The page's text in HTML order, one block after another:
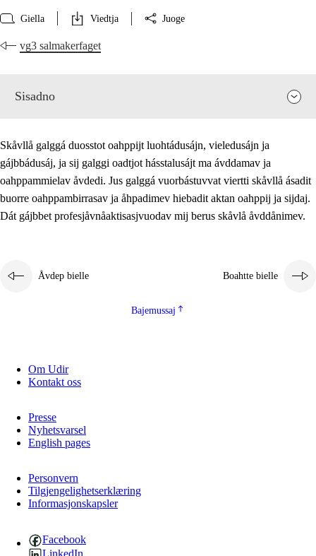
Giella Viedtja Juoge
vg3 salmakerfaget
Sisadno
3. Prinsihpa skåvlå dåjmajda
3.2 Åhpadibme ja hiebadum åhpadus
3.3 Aktisasjbarggo sijda ja skåvlå gaskan
3.4 Åhpadus åhpadusvidnudagán ja barggoiellemin
3.5 Profesjåvnåaktisasjvuohta ja skåvllååvddånibme
Skåvllå galggá duosstot oahppijt luohtádusájn, vieledusájn ja
gájbbádusáj, ja sij galggi oadtjot hásstalusájt ma ávddamav ja
oahppammielav åvdedi. Jus galggá vuorbástuvvat viertti skåvllå ásadit
buorre oahppambirrasav ja åhpadimev hiebadit aktan oahppij ja sijdaj.
Dát gájbbet profesjåvnåaktisasjvuodav mij berus skåvlå åvddånimev.
Åvdep bielle Boahtte bielle
Bajemussaj
Om Udir
Kontakt oss
Presse
Nyhetsvarsel
English pages
Personvern
Tilgjengelighetserklæring
Informasjonskapsler
Facebook